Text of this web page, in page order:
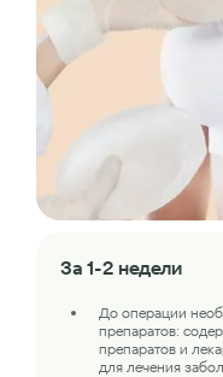
За 1-2 недели
До операции
препаратов:
препаратов и
для лечения